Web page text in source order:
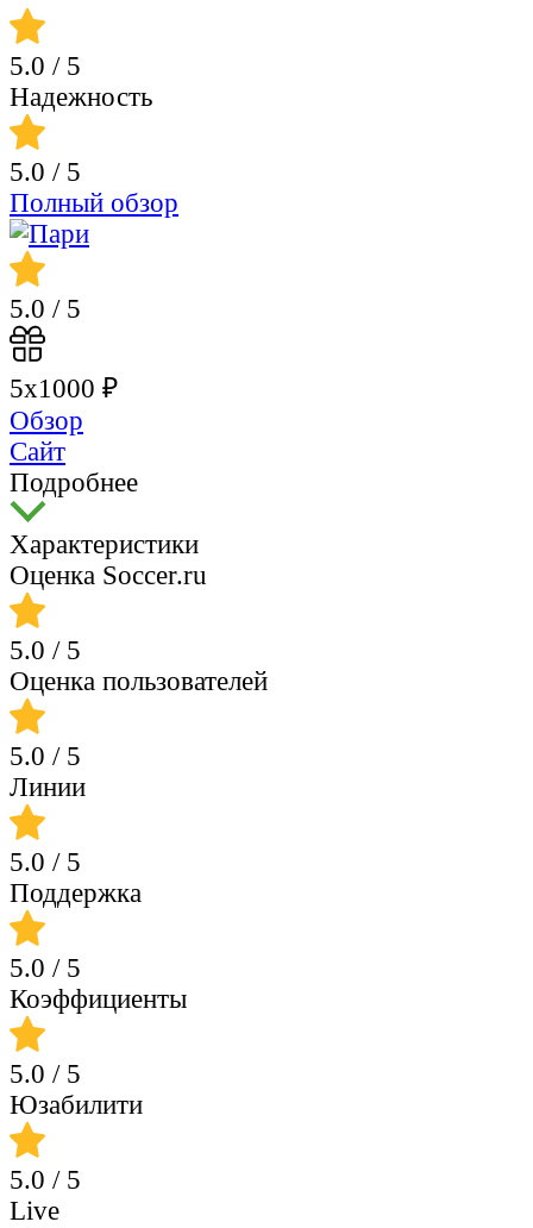
5.0 / 5
Надежность
5.0 / 5
Полный обзор
5.0 / 5
5х1000 ₽
Обзор
Сайт
Подробнее
Характеристики
Оценка Soccer.ru
5.0 / 5
Оценка пользователей
5.0 / 5
Линии
5.0 / 5
Поддержка
5.0 / 5
Коэффициенты
5.0 / 5
Юзабилити
5.0 / 5
Live